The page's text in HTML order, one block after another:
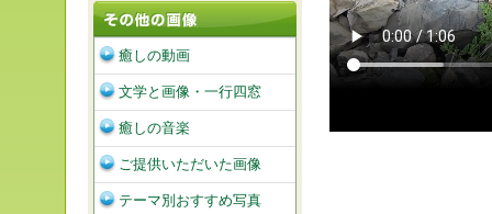
癒しの動画
文学と画像・一行四窓
癒しの音楽
ご提供いただいた画像
テーマ別おすすめ写真